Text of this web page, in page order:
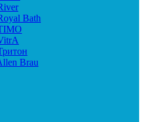
Bath
Brau